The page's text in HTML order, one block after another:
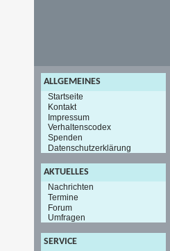
ALLGEMEINES
Startseite
Kontakt
Impressum
Verhaltenscodex
Spenden
Datenschutzerklärung
AKTUELLES
Nachrichten
Termine
Forum
Umfragen
SERVICE